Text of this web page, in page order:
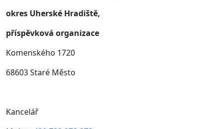
okres Uherské Hradiště,
příspěvková organizace
Komenského 1720
68603 Staré Město
Kancelář